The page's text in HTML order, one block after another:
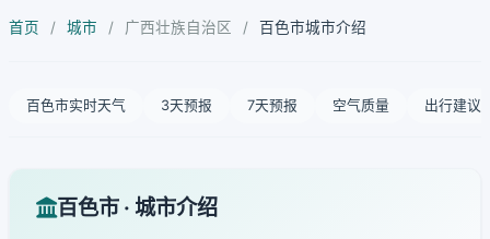
首页 / 城市 / 广西壮族自治区 / 百色市城市介绍
百色市实时天气 3天预报 7天预报 空气质量 出行建议
百色市 · 城市介绍